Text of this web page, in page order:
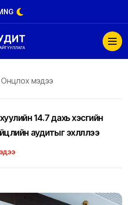
Онцлох мэдээ
14.7 дахь хэсгийн
аудитыг эхлүүллээ